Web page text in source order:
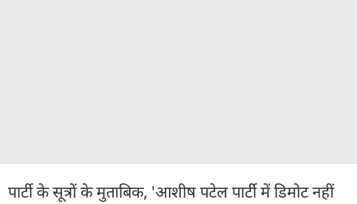
पार्टी के सूत्रों के मुताबिक, 'आशीष पटेल पार्टी में डिमोट नहीं